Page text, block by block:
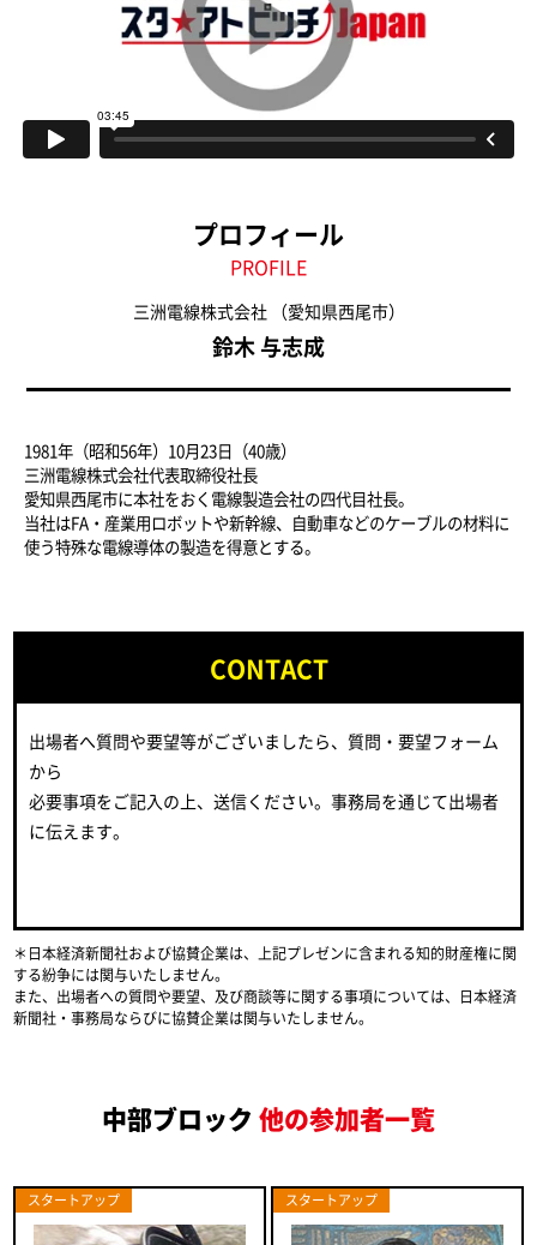
プロフィール
PROFILE
三洲電線株式会社 （愛知県西尾市）
鈴木 与志成
1981年（昭和56年）10月23日（40歳）
三洲電線株式会社代表取締役社長
愛知県西尾市に本社をおく電線製造会社の四代目社長。
当社はFA・産業用ロボットや新幹線、自動車などのケーブルの材料に
使う特殊な電線導体の製造を得意とする。
CONTACT
出場者へ質問や要望等がございましたら、質問・要望フォーム
から
必要事項をご記入の上、送信ください。事務局を通じて出場者
に伝えます。
＊日本経済新聞社および協賛企業は、上記プレゼンに含まれる知的財産権に関
する紛争には関与いたしません。
また、出場者への質問や要望、及び商談等に関する事項については、日本経済
新聞社・事務局ならびに協賛企業は関与いたしません。
中部ブロック 他の参加者一覧
スタートアップ スタートアップ